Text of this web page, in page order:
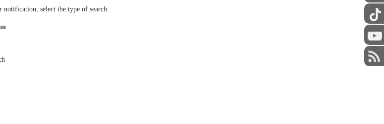
notification, select the type of search: